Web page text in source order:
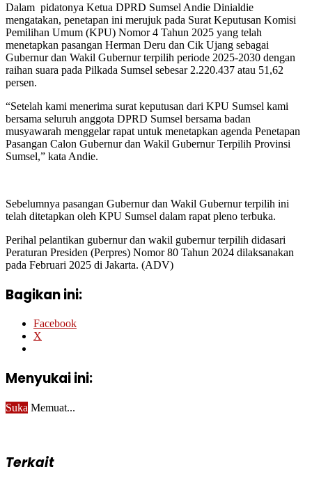
Dalam pidatonya Ketua DPRD Sumsel Andie Dinialdie
mengatakan, penetapan ini merujuk pada Surat Keputusan Komisi
Pemilihan Umum (KPU) Nomor 4 Tahun 2025 yang telah
menetapkan pasangan Herman Deru dan Cik Ujang sebagai
Gubernur dan Wakil Gubernur terpilih periode 2025-2030 dengan
raihan suara pada Pilkada Sumsel sebesar 2.220.437 atau 51,62
persen.
“Setelah kami menerima surat keputusan dari KPU Sumsel kami
bersama seluruh anggota DPRD Sumsel bersama badan
musyawarah menggelar rapat untuk menetapkan agenda Penetapan
Pasangan Calon Gubernur dan Wakil Gubernur Terpilih Provinsi
Sumsel,” kata Andie.
Sebelumnya pasangan Gubernur dan Wakil Gubernur terpilih ini
telah ditetapkan oleh KPU Sumsel dalam rapat pleno terbuka.
Perihal pelantikan gubernur dan wakil gubernur terpilih didasari
Peraturan Presiden (Perpres) Nomor 80 Tahun 2024 dilaksanakan
pada Februari 2025 di Jakarta. (ADV)
Bagikan ini:
Facebook
X
Menyukai ini:
Suka Memuat...
Terkait